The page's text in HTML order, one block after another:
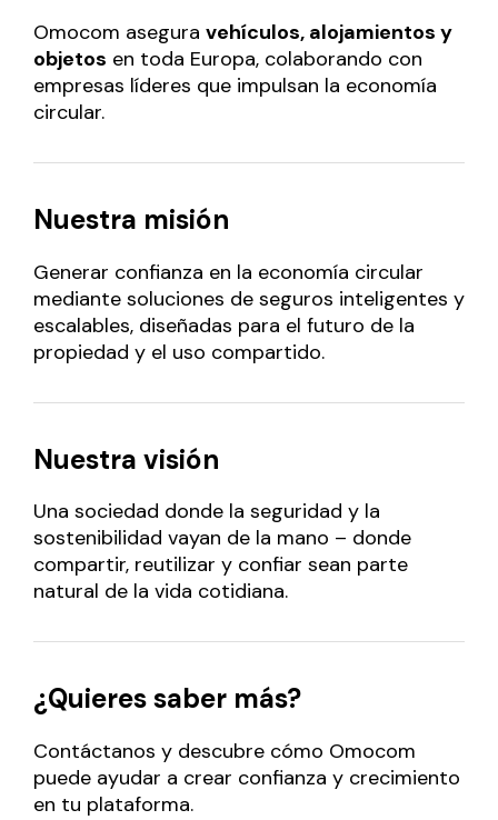
Omocom asegura vehículos, alojamientos y
objetos en toda Europa, colaborando con
empresas líderes que impulsan la economía
circular.
Nuestra misión
Generar confianza en la economía circular
mediante soluciones de seguros inteligentes y
escalables, diseñadas para el futuro de la
propiedad y el uso compartido.
Nuestra visión
Una sociedad donde la seguridad y la
sostenibilidad vayan de la mano – donde
compartir, reutilizar y confiar sean parte
natural de la vida cotidiana.
¿Quieres saber más?
Contáctanos y descubre cómo Omocom
puede ayudar a crear confianza y crecimiento
en tu plataforma.